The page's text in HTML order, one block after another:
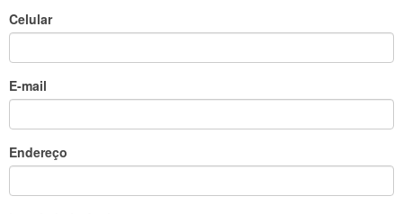
Celular
E-mail
Endereço